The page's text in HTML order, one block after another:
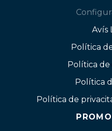
Avís
Política
Política de
Política
Política de